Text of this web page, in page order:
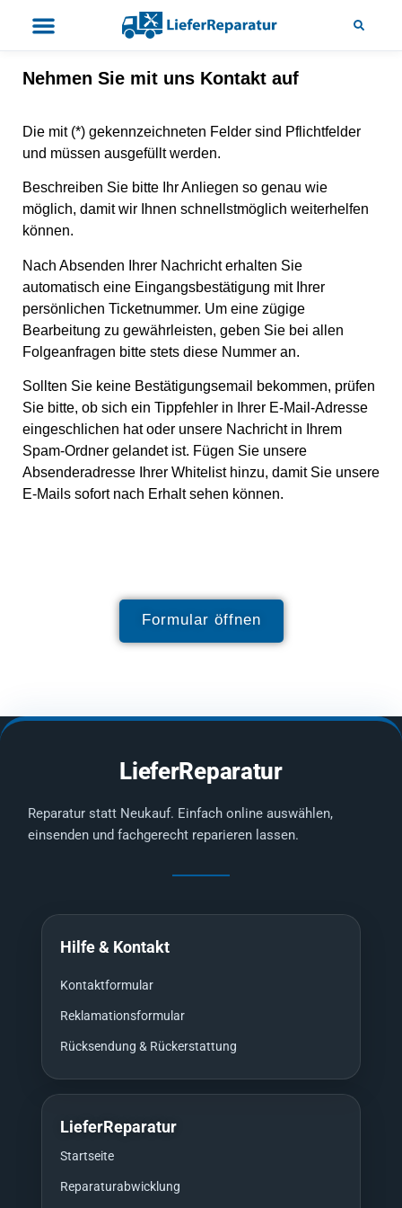
Nehmen Sie mit uns Kontakt auf
Die mit (*) gekennzeichneten Felder sind Pflichtfelder
und müssen ausgefüllt werden.
Beschreiben Sie bitte Ihr Anliegen so genau wie
möglich, damit wir Ihnen schnellstmöglich weiterhelfen
können.
Nach Absenden Ihrer Nachricht erhalten Sie
automatisch eine Eingangsbestätigung mit Ihrer
persönlichen Ticketnummer. Um eine zügige
Bearbeitung zu gewährleisten, geben Sie bei allen
Folgeanfragen bitte stets diese Nummer an.
Sollten Sie keine Bestätigungsemail bekommen, prüfen
Sie bitte, ob sich ein Tippfehler in Ihrer E-Mail-Adresse
eingeschlichen hat oder unsere Nachricht in Ihrem
Spam-Ordner gelandet ist. Fügen Sie unsere
Absenderadresse Ihrer Whitelist hinzu, damit Sie unsere
E-Mails sofort nach Erhalt sehen können.
Formular öffnen
LieferReparatur
Reparatur statt Neukauf. Einfach online auswählen,
einsenden und fachgerecht reparieren lassen.
Hilfe & Kontakt
Kontaktformular
Reklamationsformular
Rücksendung & Rückerstattung
LieferReparatur
Startseite
Reparaturabwicklung